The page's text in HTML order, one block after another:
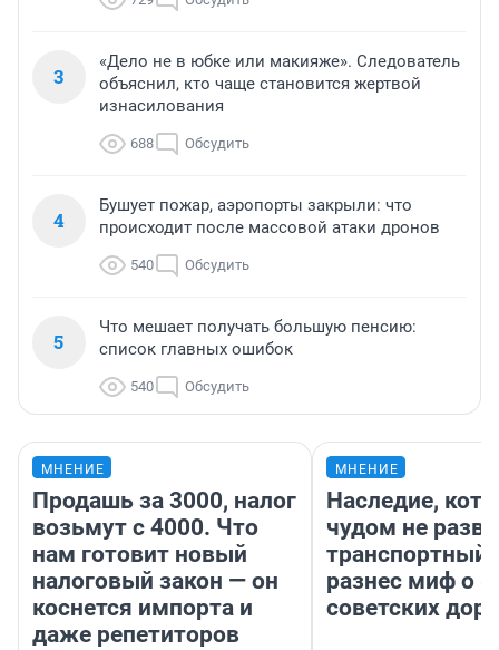
3
«Дело не в юбке или макияже». Следователь
объяснил, кто чаще становится жертвой
изнасилования
688 Обсудить
4
Бушует пожар, аэропорты закрыли: что
происходит после массовой атаки дронов
540 Обсудить
5
Что мешает получать большую пенсию:
список главных ошибок
540 Обсудить
МНЕНИЕ
Продашь за 3000, налог
возьмут с 4000. Что
нам готовит новый
налоговый закон — он
коснется импорта и
даже репетиторов
МНЕНИЕ
Наследие,
чудом не
транспортный
разнес миф о
советских